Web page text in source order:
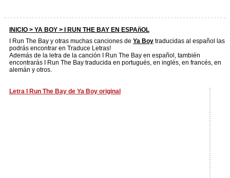
INICIO > YA BOY > I RUN THE BAY EN ESPAñOL
I Run The Bay y otras muchas canciones de Ya Boy traducidas al español las
podrás encontrar en Traduce Letras!
Además de la letra de la canción I Run The Bay en español, también
encontrarás I Run The Bay traducida en portugués, en inglés, en francés, en
alemán y otros.
Letra I Run The Bay de Ya Boy original